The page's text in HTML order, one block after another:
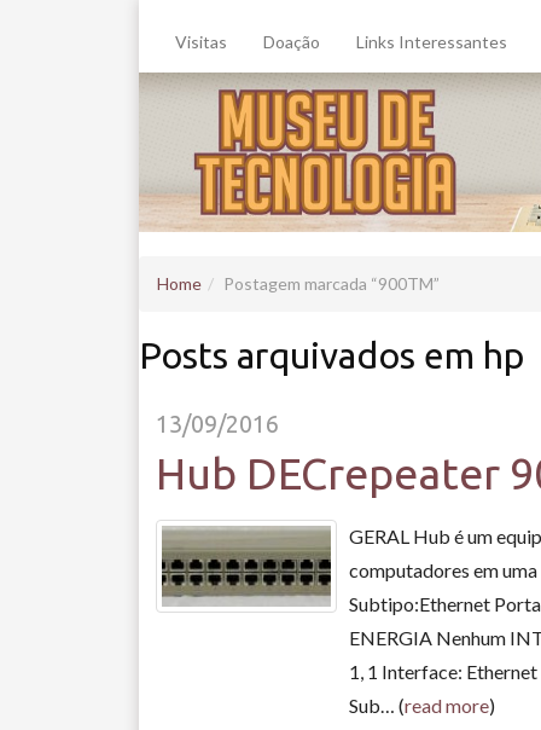
Visitas Doação Links Interessantes
Home Postagem marcada 900TM
Posts arquivados em hp
13/09/2016
Hub DECrepeater
GERAL Hub é um
computadores em
Subtipo:Ethernet
ENERGIA Nenhum
1, 1 Interface:
Sub… (read more)